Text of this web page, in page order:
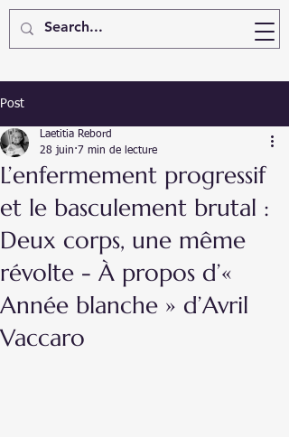
Post
L’enfermement progressif
et le basculement brutal :
Deux corps, une même
révolte - À propos d’«
Année blanche » d’Avril
Vaccaro
Laetitia Rebord
28 juin 7 min de lecture